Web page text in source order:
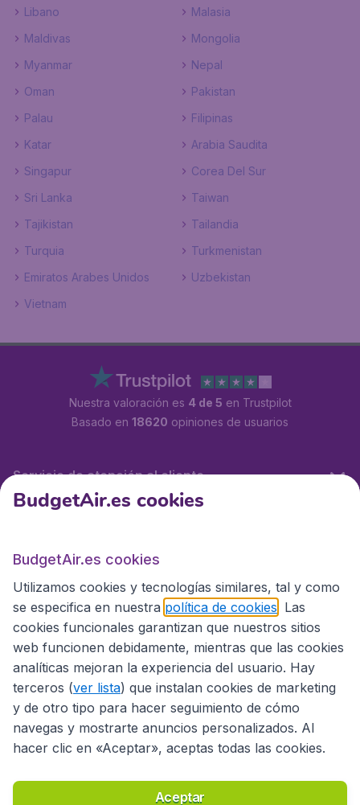
Libano
Malasia
Maldivas
Mongolia
Myanmar
Nepal
Oman
Pakistan
Palau
Filipinas
Katar
Arabia Saudita
Singapur
Corea Del Sur
Sri Lanka
Taiwan
Tajikistan
Tailandia
Turquia
Turkmenistan
Emiratos Arabes Unidos
Uzbekistan
Vietnam
Nuestra valoración es 4 de 5 en Trustpilot
Basado en 18620 opiniones de usuarios
Servicio de atención al cliente
Sitios internacionales
Privacidad
BudgetAir.es cookies
BudgetAir.es cookies
Utilizamos cookies y tecnologías similares, tal y como
se especifica en nuestra política de cookies . Las
cookies funcionales garantizan que nuestros sitios
web funcionen debidamente, mientras que las cookies
analíticas mejoran la experiencia del usuario. Hay
terceros (ver lista) que instalan cookies de marketing
y de otro tipo para hacer seguimiento de cómo
navegas y mostrarte anuncios personalizados. Al
hacer clic en «Aceptar», aceptas todas las cookies.
Aceptar